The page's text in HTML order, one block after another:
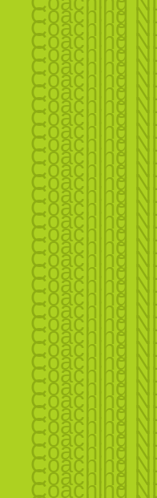
Coaching
Coaching
Coaching
Coaching
Coaching
Coaching
Coaching
Coaching
Coaching
Coaching
Coaching
Coaching
Coaching
Coaching
Coaching
Coaching
Coaching
Coaching
Coaching
Coaching
Coaching
Coaching
Coaching
Coaching
Coaching
Coaching
Coaching
Coaching
Coaching
Coaching
Coaching
Coaching
Coaching
Coaching
Coaching
Coaching
Coaching
Coaching